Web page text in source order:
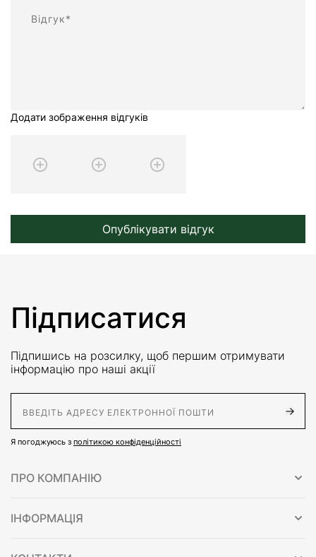
Додати зображення відгуків
Опублікувати відгук
Підписатися
Підпишись на розсилку, щоб першим отримувати
інформацію про наші акції
Я погоджуюсь з політикою конфіденційності
ПРО КОМПАНІЮ
ІНФОРМАЦІЯ